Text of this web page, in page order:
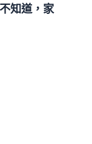
知道，家